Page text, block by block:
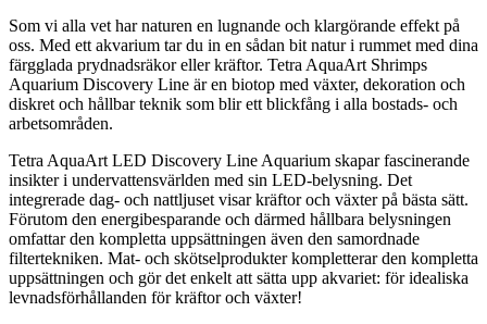
Som vi alla vet har naturen en lugnande och klargörande effekt på
oss. Med ett akvarium tar du in en sådan bit natur i rummet med dina
färgglada prydnadsräkor eller kräftor. Tetra AquaArt Shrimps
Aquarium Discovery Line är en biotop med växter, dekoration och
diskret och hållbar teknik som blir ett blickfång i alla bostads- och
arbetsområden.
Tetra AquaArt LED Discovery Line Aquarium skapar fascinerande
insikter i undervattensvärlden med sin LED-belysning. Det
integrerade dag- och nattljuset visar kräftor och växter på bästa sätt.
Förutom den energibesparande och därmed hållbara belysningen
omfattar den kompletta uppsättningen även den samordnade
filtertekniken. Mat- och skötselprodukter kompletterar den kompletta
uppsättningen och gör det enkelt att sätta upp akvariet: för idealiska
levnadsförhållanden för kräftor och växter!